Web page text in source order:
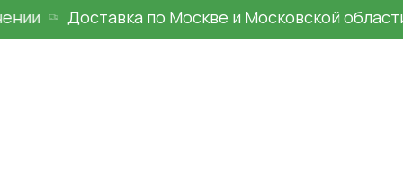
Доставка по Москве и Московской области